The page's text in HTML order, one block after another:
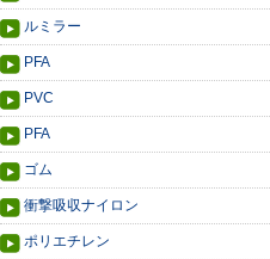
ルミラー
PFA
PVC
PFA
ゴム
衝撃吸収ナイロン
ポリエチレン